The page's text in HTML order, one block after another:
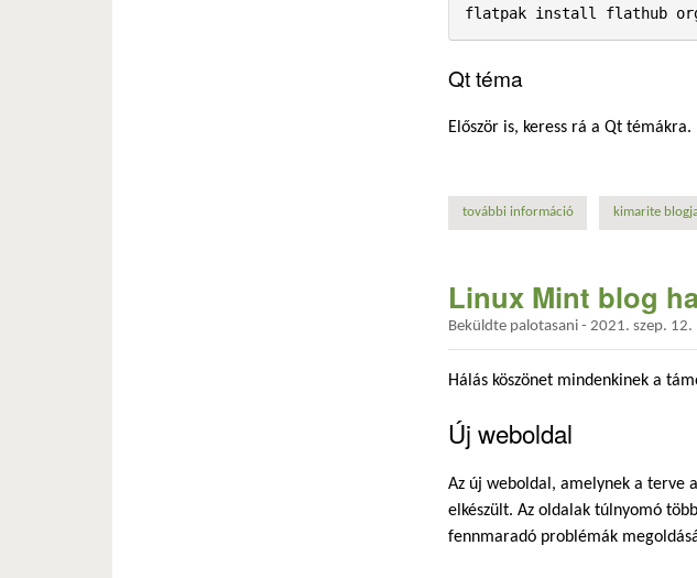
flatpak install flathub
Qt téma
Először is, keress rá a Qt témákra.
további információa világos és a sötét
kimarite
Linux Mint blog
Beküldte palotasani - 2021. szep. 12.
Hálás köszönet mindenkinek a
Új weboldal
Az új weboldal, amelynek a terve
elkészült. Az oldalak túlnyomó
fennmaradó problémák